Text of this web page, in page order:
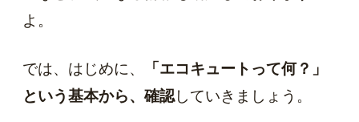
よ。
では、はじめに、
「エコキュートって何？」
という基本から、確認していきましょう。